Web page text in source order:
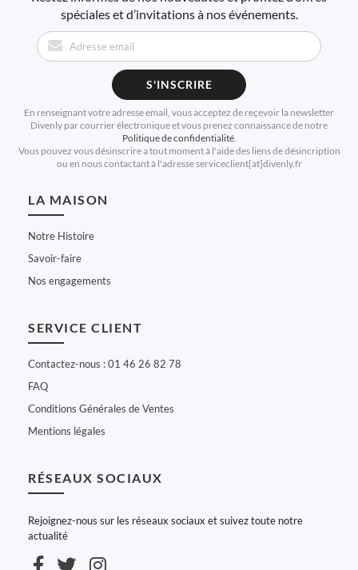
spéciales et d’invitations à nos événements.
S'INSCRIRE
En renseignant votre adresse email, vous acceptez de reçevoir la newsletter
Divenly par courrier électronique et vous prenez connaissance de notre
Politique de confidentialité.
Vous pouvez vous désinscrire a tout moment à l'aide des liens de désincription
ou en nous contactant à l'adresse serviceclient[at]divenly.fr
LA MAISON
Notre Histoire
Savoir-faire
Nos engagements
SERVICE CLIENT
Contactez-nous : 01 46 26 82 78
FAQ
Conditions Générales de Ventes
Mentions légales
RÉSEAUX SOCIAUX
Rejoignez-nous sur les réseaux sociaux et suivez toute notre
actualité